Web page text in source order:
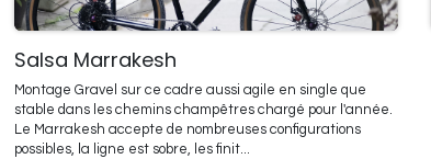
Salsa Marrakesh
Montage Gravel sur ce cadre aussi agile en single que
stable dans les chemins champêtres chargé pour l'année.
Le Marrakesh accepte de nombreuses configurations
possibles, la ligne est sobre, les finit...